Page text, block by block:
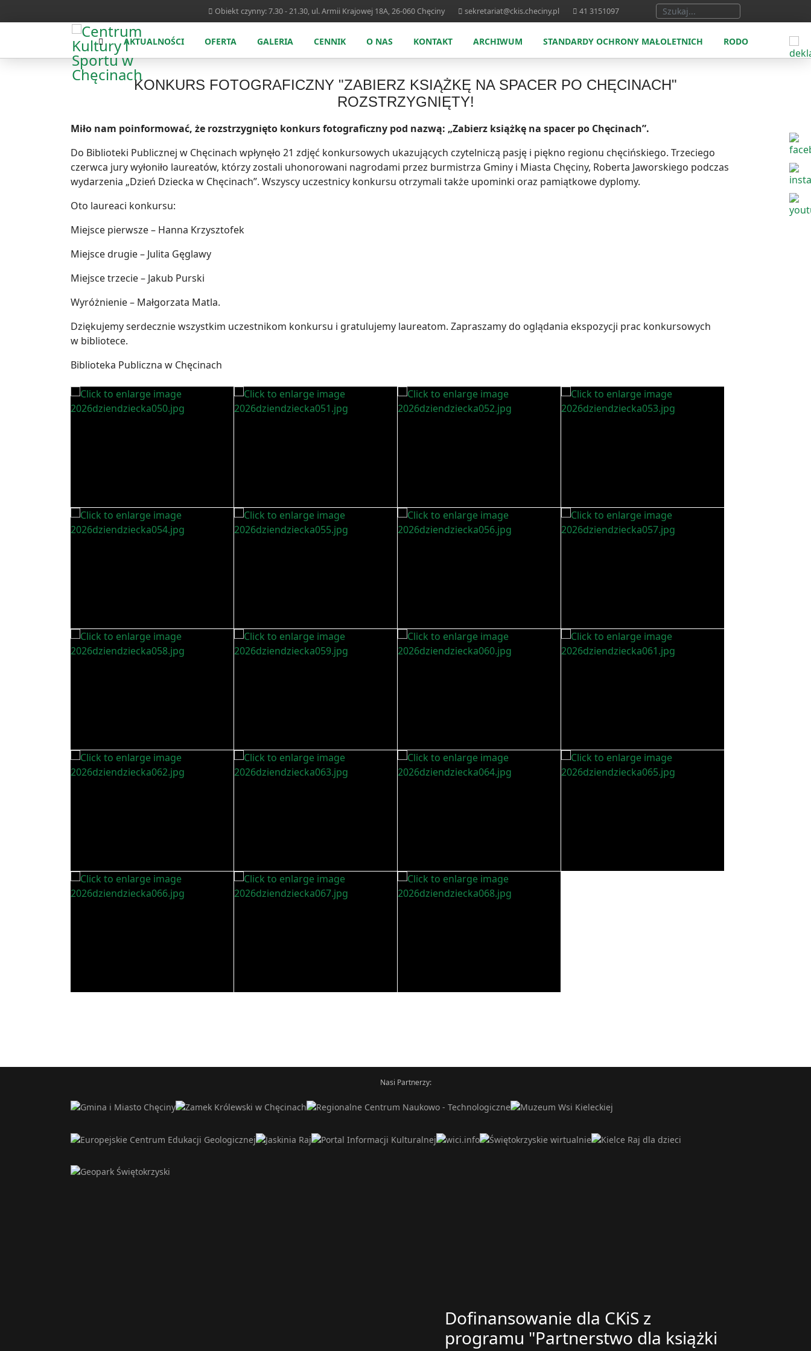
41 3151097
sekretariat@ckis.checiny.pl
Obiekt czynny: 7.30 - 21.30, ul. Armii Krajowej 18A, 26-060 Chęciny Szukaj...
AKTUALNOŚCI OFERTA GALERIA CENNIK O NAS KONTAKT ARCHIWUM STANDARDY OCHRONY MAŁOLETNICH RODO
KONKURS FOTOGRAFICZNY "ZABIERZ KSIĄŻKĘ NA SPACER PO CHĘCINACH"
ROZSTRZYGNIĘTY!
Miło nam poinformować, że rozstrzygnięto konkurs fotograficzny pod nazwą: „Zabierz książkę na spacer po Chęcinach”.
Do Biblioteki Publicznej w Chęcinach wpłynęło 21 zdjęć konkursowych ukazujących czytelniczą pasję i piękno regionu chęcińskiego. Trzeciego
czerwca jury wyłoniło laureatów, którzy zostali uhonorowani nagrodami przez burmistrza Gminy i Miasta Chęciny, Roberta Jaworskiego podczas
wydarzenia „Dzień Dziecka w Chęcinach”. Wszyscy uczestnicy konkursu otrzymali także upominki oraz pamiątkowe dyplomy.
Oto laureaci konkursu:
Miejsce pierwsze – Hanna Krzysztofek
Miejsce drugie – Julita Gęglawy
Miejsce trzecie – Jakub Purski
Wyróżnienie – Małgorzata Matla.
Dziękujemy serdecznie wszystkim uczestnikom konkursu i gratulujemy laureatom. Zapraszamy do oglądania ekspozycji prac konkursowych
w bibliotece.
Biblioteka Publiczna w Chęcinach
Nasi Partnerzy:
Dofinansowanie dla CKiS z
programu "Partnerstwo dla książki